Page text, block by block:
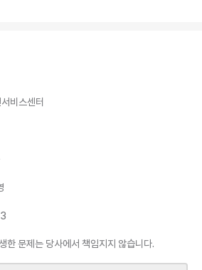
비스센터
한 문제는 당사에서 책임지지 않습니다.